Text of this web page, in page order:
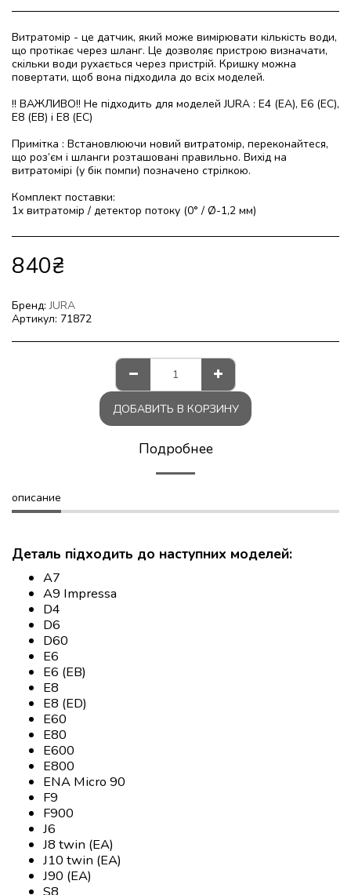
Витратомір - це датчик, який може вимірювати кількість води,
що протікає через шланг. Це дозволяє пристрою визначати,
скільки води рухається через пристрій. Кришку можна
повертати, щоб вона підходила до всіх моделей.
!! ВАЖЛИВО!! Не підходить для моделей JURA : E4 (EA), E6 (EC),
E8 (EB) і E8 (EC)
Примітка : Встановлюючи новий витратомір, переконайтеся,
що роз’єм і шланги розташовані правильно. Вихід на
витратомірі (у бік помпи) позначено стрілкою.
Комплект поставки:
1x витратомір / детектор потоку (0° / Ø-1,2 мм)
840₴
Бренд: JURA
Артикул: 71872
ДОБАВИТЬ В КОРЗИНУ
Подробнее
описание
Деталь підходить до наступних моделей:
A7
A9 Impressa
D4
D6
D60
E6
E6 (EB)
E8
E8 (ED)
E60
E80
E600
E800
ENA Micro 90
F9
F900
J6
J8 twin (EA)
J10 twin (EA)
J90 (EA)